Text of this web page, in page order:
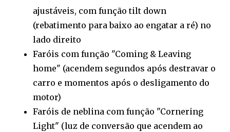
ajustáveis, com função tilt down
(rebatimento para baixo ao engatar a ré) no
lado direito
Faróis com função "Coming & Leaving
home" (acendem segundos após destravar o
carro e momentos após o desligamento do
motor)
Faróis de neblina com função "Cornering
Light" (luz de conversão que acendem ao